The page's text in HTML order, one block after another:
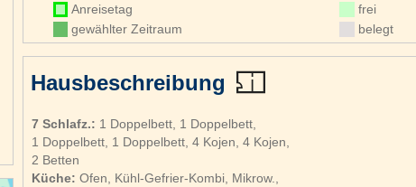
Anreisetag
gewählter Zeitraum
frei
belegt
Hausbeschreibung
7 Schlafz.: 1 Doppelbett, 1 Doppelbett,
1 Doppelbett, 1 Doppelbett, 4 Kojen, 4 Kojen,
2 Betten
Küche: Ofen, Kühl-Gefrier-Kombi, Mikrow.,